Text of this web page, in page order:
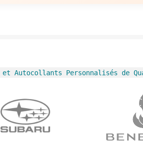
Autocollants Personnalisés de